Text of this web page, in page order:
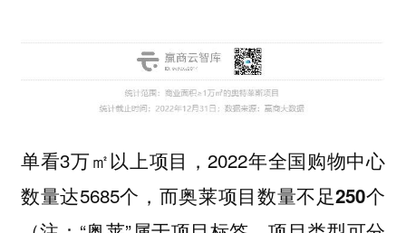
单看3万㎡以上项目，2022年全国购物中心
数量达5685个，而奥莱项目数量不足250个